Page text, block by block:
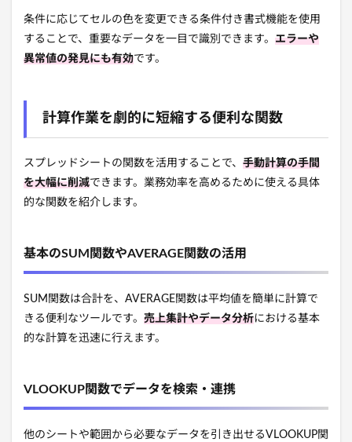
条件に応じてセルの色を変更できる条件付き書式機能を使用
することで、重要なデータを一目で識別できます。 エラーや
異常値の発見にも有効です。
計算作業を劇的に短縮する便利な関数
スプレッドシートの関数を活用することで、 手動計算の手間
を大幅に削減できます。業務効率を高めるために使える具体
的な関数を紹介します。
基本のSUM関数やAVERAGE関数の活用
SUM関数は合計を、AVERAGE関数は平均値を簡単に計算で
きる便利なツールです。 売上集計やデータ分析における基本
的な計算を迅速に行えます。
VLOOKUP関数でデータを検索・連携
他のシートや範囲から必要なデータを引き出せるVLOOKUP関